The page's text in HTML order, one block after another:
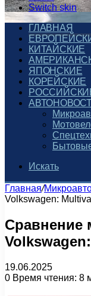
Switch skin
ГЛАВНАЯ
КИТАЙСКИЕ
ЯПОНСКИЕ
КОРЕЙСКИЕ
Искать
Главная/
Volkswagen:
Сравнение
19.06.2025
0 Время чтения: 8